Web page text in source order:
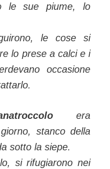
le sue piume, lo
le cose si
lo prese a calci e i
occasione
era
stanco della
sotto la siepe.
si rifugiarono nei